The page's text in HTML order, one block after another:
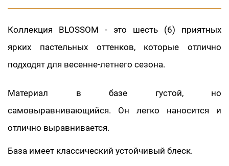
Коллекция BLOSSOM - это шесть (6) приятных
ярких пастельных оттенков, которые отлично
подходят для весенне-летнего сезона.
Материал в базе густой, но
самовыравнивающийся. Он легко наносится и
отлично выравнивается.
База имеет классический устойчивый блеск.